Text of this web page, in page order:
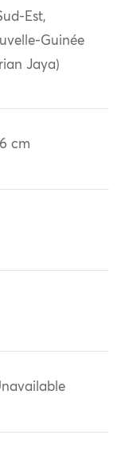
Est,
Guinée
Jaya)
cm